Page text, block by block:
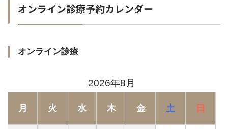
オンライン診療予約カレンダー
オンライン診療
2026年8月
月 火 水 木 金 土 日